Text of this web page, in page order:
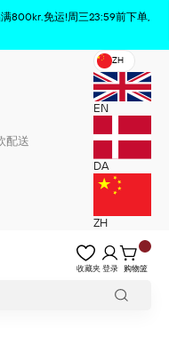
800kr.免运!周三23:59前下单,
配送
ZH
EN
DA
ZH
收藏夹登录 购物篮
x